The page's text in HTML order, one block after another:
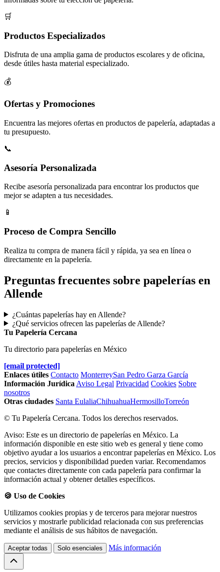
🛒
Productos Especializados
Disfruta de una amplia gama de productos escolares y de oficina,
desde útiles hasta material especializado.
💰
Ofertas y Promociones
Encuentra las mejores ofertas en productos de papelería, adaptadas a
tu presupuesto.
📞
Asesoría Personalizada
Recibe asesoría personalizada para encontrar los productos que
mejor se adapten a tus necesidades.
📱
Proceso de Compra Sencillo
Realiza tu compra de manera fácil y rápida, ya sea en línea o
directamente en la papelería.
Preguntas frecuentes sobre papelerías en
Allende
¿Cuántas papelerías hay en Allende?
¿Qué servicios ofrecen las papelerías de Allende?
Tu Papelería Cercana
Tu directorio para papelerías en México
[email protected]
Enlaces útiles Contacto MonterreySan Pedro Garza García
Información Jurídica Aviso Legal Privacidad Cookies Sobre
nosotros
Otras ciudades Santa EulaliaChihuahuaHermosilloTorreón
© Tu Papelería Cercana. Todos los derechos reservados.
Aviso: Este es un directorio de papelerías en México. La
información disponible en este sitio web es general y tiene como
objetivo ayudar a los usuarios a encontrar papelerías en México. Los
precios, servicios y disponibilidad pueden variar. Recomendamos
que contactes directamente con cada papelería para confirmar la
información actual y obtener detalles específicos.
🍪 Uso de Cookies
Utilizamos cookies propias y de terceros para mejorar nuestros
servicios y mostrarle publicidad relacionada con sus preferencias
mediante el análisis de sus hábitos de navegación.
Aceptar todas Solo esenciales Más información